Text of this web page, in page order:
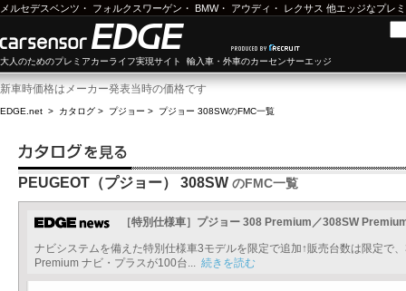
メルセデスベンツ ・ フォルクスワーゲン ・ BMW・ アウディ ・ レクサス 他エッジなプレ
大人のためのプレミアカーライフ実現サイト 輸入車・外車のカーセンサーエッジ
新車時価格はメーカー発表当時の価格です
EDGE.net > カタログ > プジョー > プジョー 308SWのFMC一覧
PEUGEOT（プジョー） 308SW のFMC一覧
［特別仕様車］プジョー 308 Premium／308SW
ナビシステムを備えた特別仕様車3モデルを限定で追加↑販売台数は限定
Premium ナビ・プラスが100台... 続きを読む